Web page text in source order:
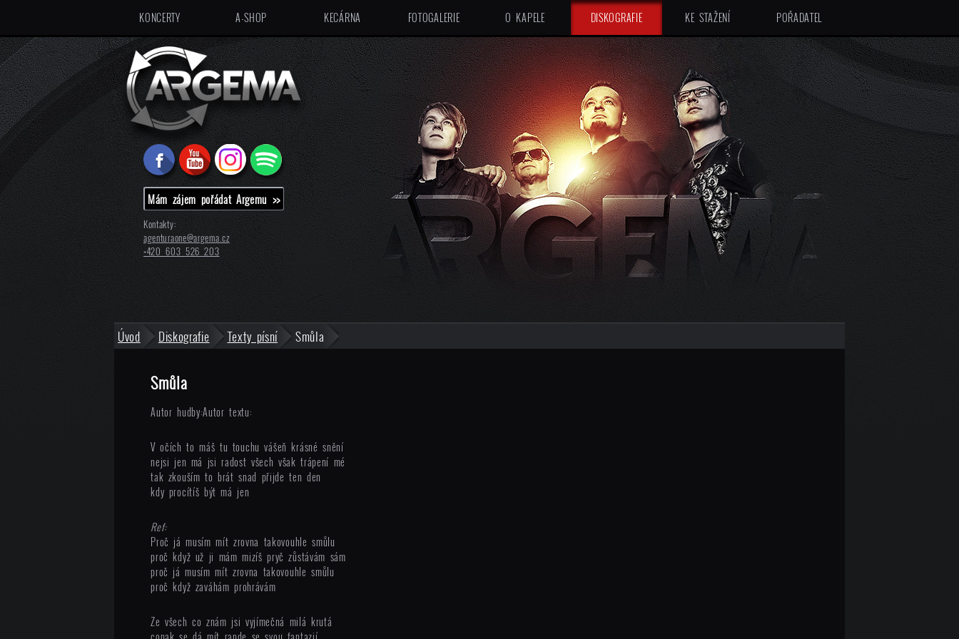
KONCERTY A-SHOP KECÁRNA FOTOGALERIE O KAPELE DISKOGRAFIE KE STAŽENÍ POŘADATEL
Mám zájem pořádat Argemu >>
Kontakty:
agenturaone@argema.cz
+420 603 526 203
Úvod Diskografie Texty písní Smůla
Smůla
Autor hudby:Autor textu:
V očích to máš tu touchu vášeň krásné snění
nejsi jen má jsi radost všech však trápení mé
tak zkouším to brát snad přijde ten den
kdy procítíš být má jen
Ref:
Proč já musím mít zrovna takovouhle smůlu
proč když už ji mám mizíš pryč zůstávám sám
proč já musím mít zrovna takovouhle smůlu
proč když zaváhám prohrávám
Ze všech co znám jsi vyjímečná milá krutá